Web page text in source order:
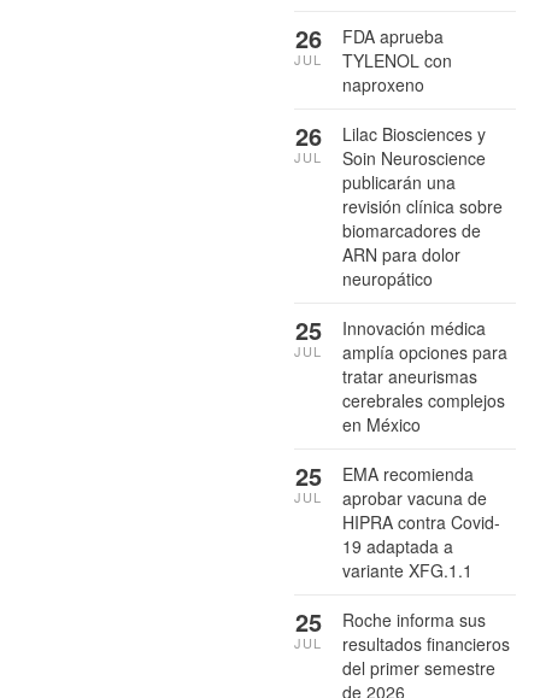
FDA aprueba
TYLENOL con
naproxeno
26
JUL
Lilac Biosciences y
Soin Neuroscience
publicarán una
revisión clínica sobre
biomarcadores de
ARN para dolor
neuropático
26
JUL
Innovación médica
amplía opciones para
tratar aneurismas
cerebrales complejos
en México
25
JUL
EMA recomienda
aprobar vacuna de
HIPRA contra Covid-
19 adaptada a
variante XFG.1.1
25
JUL
Roche informa sus
resultados financieros
del primer semestre
de 2026
25
JUL